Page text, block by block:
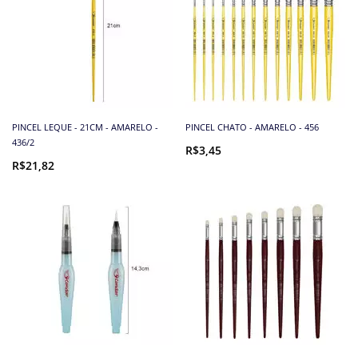
PINCEL LEQUE - 21CM - AMARELO -
436/2
R$21,82
PINCEL CHATO - AMARELO - 456
R$3,45